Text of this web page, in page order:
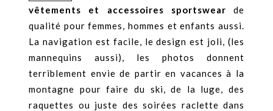
vêtements et accessoires sportswear de
qualité pour femmes, hommes et enfants aussi.
La navigation est facile, le design est joli, (les
mannequins aussi), les photos donnent
terriblement envie de partir en vacances à la
montagne pour faire du ski, de la luge, des
raquettes ou juste des soirées raclette dans